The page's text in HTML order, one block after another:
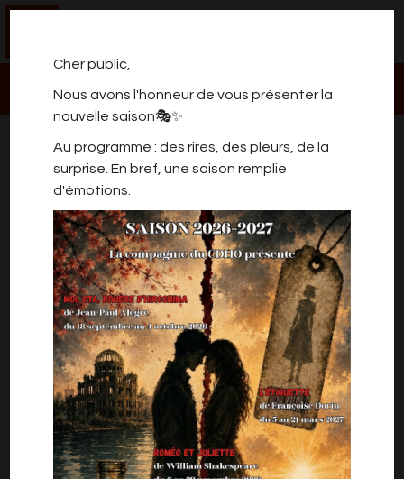
Cher public,
Nous avons l'honneur de vous présenter la
nouvelle saison🎭✨
Au programme : des rires, des pleurs, de la
surprise. En bref, une saison remplie
d'émotions.
LEUZE ANGELES COMEDY
CLUB!
LEUZE ANGELES COMEDY CLUB
Votre Comedy Club préféré pour une soirée
détente:
Sa formule magique, c'est 5 humoristes!
10 €
Public à partir de 12 ans
Renseignements et réservation obligatoire:
L'EFFET RIRE – 0470/470 370 ou
leffetrire@gmail.com